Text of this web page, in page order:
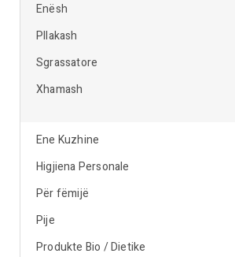
Enësh
Pllakash
Sgrassatore
Xhamash
Ene Kuzhine
Higjiena Personale
Për fëmijë
Pije
Produkte Bio / Dietike